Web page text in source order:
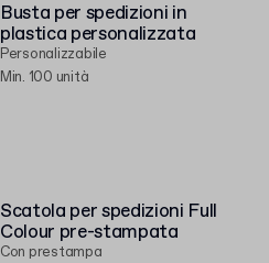
Busta per spedizioni in
plastica personalizzata
Personalizzabile
Min. 100 unità
Scatola per spedizioni Full
Colour pre-stampata
Con prestampa